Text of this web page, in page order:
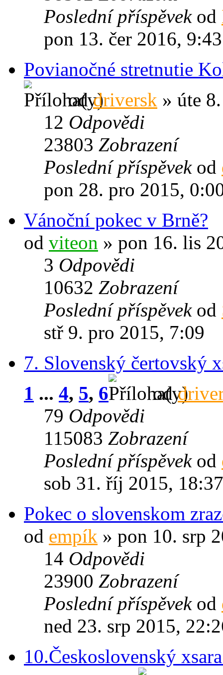
Poslední příspěvek od
pon 13. čer 2016, 9:43
Povianočné stretnutie
oddriversk » úte
12 Odpovědi
23803 Zobrazení
Poslední příspěvek od
pon 28. pro 2015,
Vánoční pokec v Brně?
od viteon » pon 16. lis
3 Odpovědi
10632 Zobrazení
Poslední příspěvek od
stř 9. pro 2015, 7:09
7. Slovenský čertovský
1 ... 4, 5, 6 od
79 Odpovědi
115083 Zobrazení
Poslední příspěvek od
sob 31. říj 2015, 18:37
Pokec o slovenskom
od empík » pon 10. srp
14 Odpovědi
23900 Zobrazení
Poslední příspěvek od
ned 23. srp 2015,
10.Československý